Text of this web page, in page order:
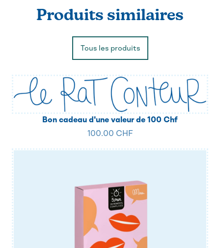
Produits similaires
Tous les produits
Bon cadeau d'une valeur de 100 Chf
100.00 CHF